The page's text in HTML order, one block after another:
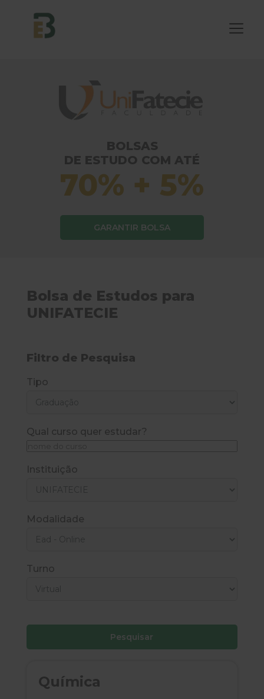
BOLSAS
DE ESTUDO COM ATÉ
70% + 5%
GARANTIR BOLSA
Bolsa de Estudos para
UNIFATECIE
Filtro de Pesquisa
Tipo
Qual curso quer estudar?
Instituição
Modalidade
Turno
Pesquisar
Química